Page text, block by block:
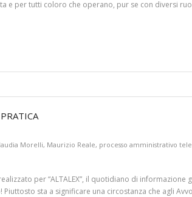
e per tutti coloro che operano, pur se con diversi
Morelli, Maurizio Reale, processo amministrativo
per “ALTALEX”, il quotidiano di
sta a significare una circostanza che agli